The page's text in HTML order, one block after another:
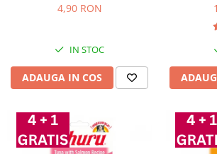
si Ton 85 Gr
4,90 RON
IN STOC
ADAUGA IN COS